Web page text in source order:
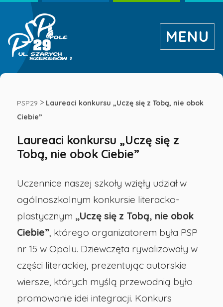
Laureaci
konkursu
się
Tobą,
nie
obok
Ciebie”
MENU
PSP29 > Laureaci konkursu „Uczę się z Tobą, nie obok
Ciebie”
Laureaci konkursu „Uczę się z
Tobą, nie obok Ciebie”
Uczennice naszej szkoły wzięły udział w
ogólnoszkolnym konkursie literacko-
plastycznym „Uczę się z Tobą, nie obok
Ciebie”, którego organizatorem była PSP
nr 15 w Opolu. Dziewczęta rywalizowały w
części literackiej, prezentując autorskie
wiersze, których myślą przewodnią było
promowanie idei integracji. Konkurs